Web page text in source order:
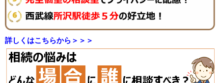
詳しくはこちらから＞＞＞